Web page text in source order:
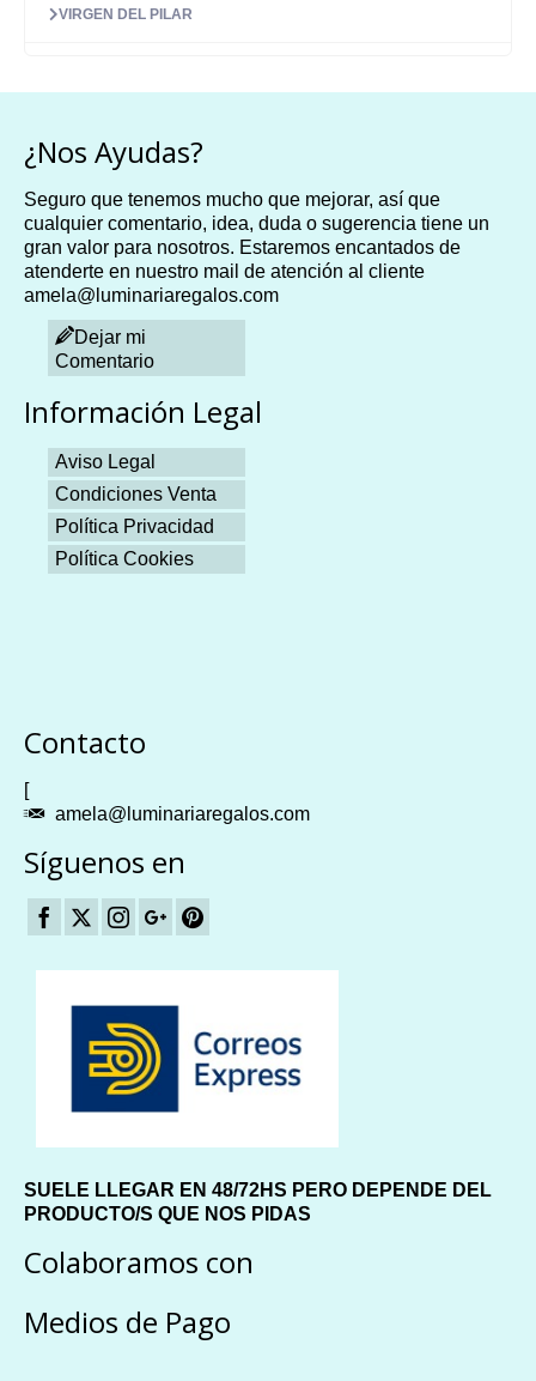
VIRGEN DEL PILAR
¿Nos Ayudas?
Seguro que tenemos mucho que mejorar, así que
cualquier comentario, idea, duda o sugerencia tiene un
gran valor para nosotros. Estaremos encantados de
atenderte en nuestro mail de atención al cliente
amela@luminariaregalos.com
Dejar mi
Comentario
Información Legal
Aviso Legal
Condiciones Venta
Política Privacidad
Política Cookies
Contacto
[
amela@luminariaregalos.com
Síguenos en
SUELE LLEGAR EN 48/72HS PERO DEPENDE DEL
PRODUCTO/S QUE NOS PIDAS
Colaboramos con
Medios de Pago